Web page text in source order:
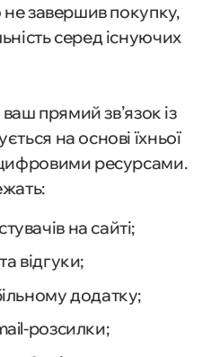
не завершив покупку,
серед існуючих
прямий зв’язок із
на основі їхньої
ресурсами.
на сайті;
відгуки;
додатку;
розсилки;